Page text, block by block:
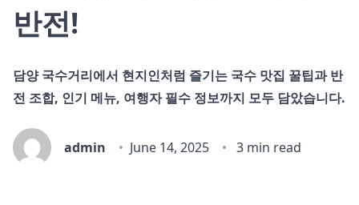
반전!
담양 국수거리에서 현지인처럼 즐기는 국수 맛집 꿀팁과 반
전 조합, 인기 메뉴, 여행자 필수 정보까지 모두 담았습니다.
admin June 14, 2025 3 min read